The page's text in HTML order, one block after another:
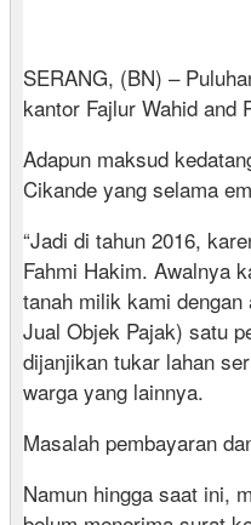
SERANG, (BN) –
kantor Fajlur Wahid and
Adapun maksud
Cikande yang selama
“Jadi di tahun 2016,
Fahmi Hakim. Awalnya
tanah milik kami
Jual Objek Pajak) satu
dijanjikan tukar lahan
warga yang lainnya.
Masalah pembayaran
Namun hingga saat ini,